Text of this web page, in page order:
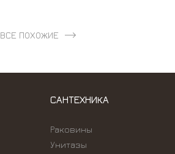
ВСЕ ПОХОЖИЕ
САНТЕХНИКА
Раковины
Унитазы